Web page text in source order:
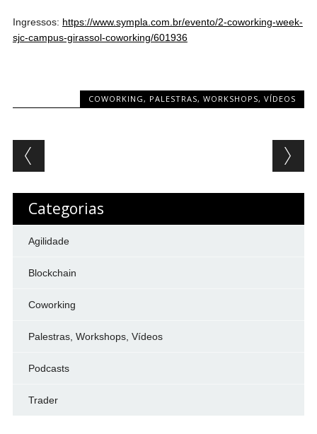
Ingressos: https://www.sympla.com.br/evento/2-coworking-week-
sjc-campus-girassol-coworking/601936
COWORKING, PALESTRAS, WORKSHOPS, VÍDEOS
Post navigation
Categorias
Agilidade
Blockchain
Coworking
Palestras, Workshops, Vídeos
Podcasts
Trader